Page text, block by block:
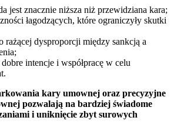
jest znacznie niższa niż przewidziana kara;
łagodzących, które ograniczyły skutki
rażącej dysproporcji między sankcją a
intencje i współpracę w celu
kary umownej oraz precyzyjne
pozwalają na bardziej świadome
i uniknięcie zbyt surowych